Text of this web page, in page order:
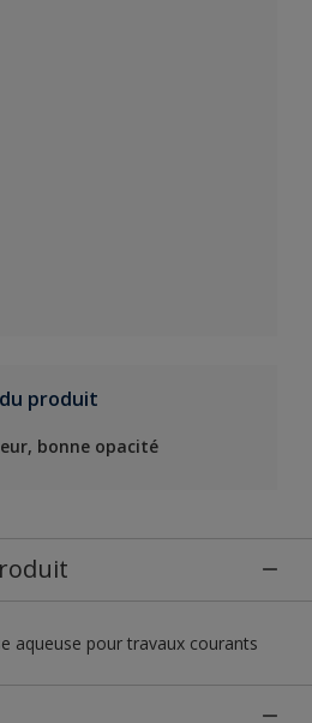
produit
bonne opacité
aqueuse pour travaux courants